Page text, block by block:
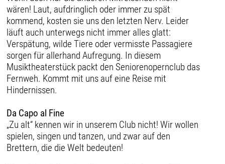
wären! Laut, aufdringlich oder immer zu spät
kommend, kosten sie uns den letzten Nerv. Leider
läuft auch unterwegs nicht immer alles glatt:
Verspätung, wilde Tiere oder vermisste Passagiere
sorgen für allerhand Aufregung. In diesem
Musiktheaterstück packt den Seniorenopernclub das
Fernweh. Kommt mit uns auf eine Reise mit
Hindernissen.
Da Capo al Fine
„Zu alt“ kennen wir in unserem Club nicht! Wir wollen
spielen, singen und tanzen, und zwar auf den
Brettern, die die Welt bedeuten!